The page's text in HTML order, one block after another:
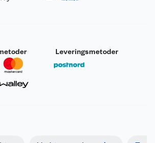
Leveringsmetoder